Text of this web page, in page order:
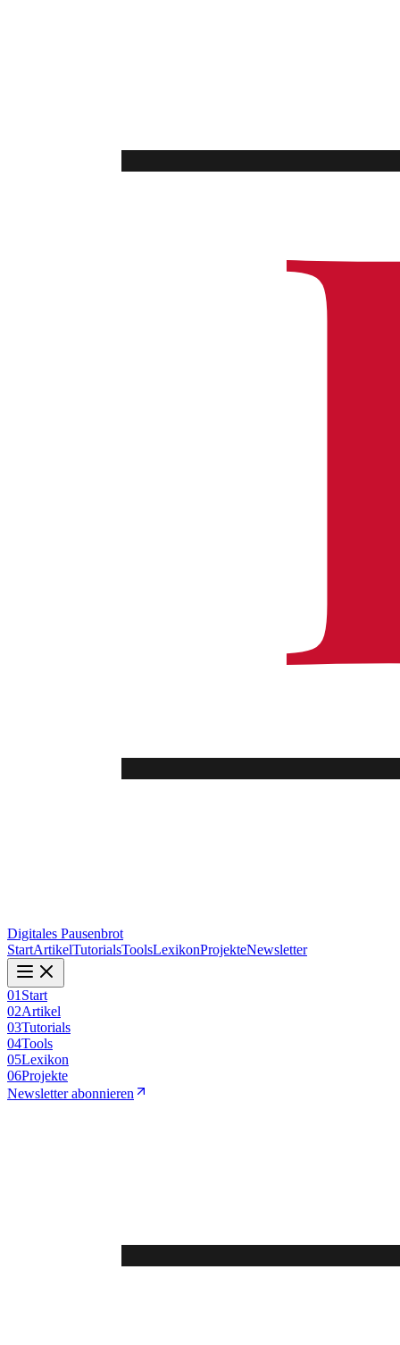
Digitales Pausenbrot
StartArtikelTutorialsToolsLexikonProjekteNewsletter
01 Start
02Artikel
03Tutorials
04Tools
05Lexikon
06Projekte
Newsletter abonnieren